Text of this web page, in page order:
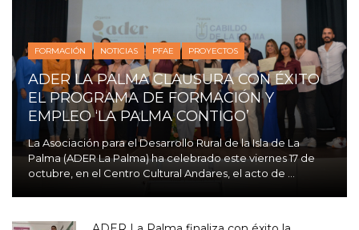
FORMACIÓN NOTICIAS PFAE PROYECTOS
ADER LA PALMA CLAUSURA CON ÉXITO
EL PROGRAMA DE FORMACIÓN Y
EMPLEO ‘LA PALMA CONTIGO’
La Asociación para el Desarrollo Rural de la Isla de La
Palma (ADER La Palma) ha celebrado este viernes 17 de
octubre, en el Centro Cultural Andares, el acto de ...